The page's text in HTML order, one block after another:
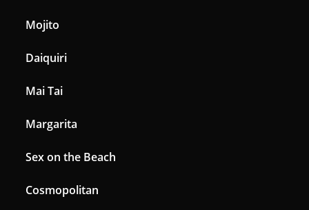
Mojito
Daiquiri
Mai Tai
Margarita
Sex on the Beach
Cosmopolitan